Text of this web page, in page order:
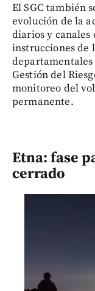
El SGC también
evolución de la
diarios y
instrucciones de
Gestión del
monitoreo del
permanente.
Etna: fase
cerrado